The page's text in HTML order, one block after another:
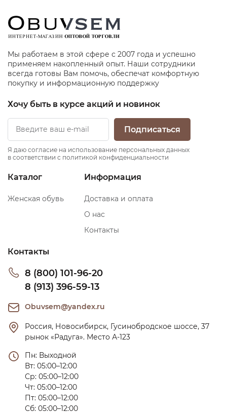
Мы работаем в этой сфере с 2007 года и успешно
применяем накопленный опыт. Наши сотрудники
всегда готовы Вам помочь, обеспечат комфортную
покупку и информационную поддержку
Хочу быть в курсе акций и новинок
Подписаться
Я даю согласие на использование персональных данных
в соответствии с политикой конфиденциальности
Каталог
Женская обувь
Информация
Доставка и оплата
О нас
Контакты
Контакты
8 (800) 101-96-20
8 (913) 396-59-13
Obuvsem@yandex.ru
Россия, Новосибирск, Гусинобродское шоссе, 37
рынок «Радуга». Место А-123
Пн: Выходной
Вт: 05:00–12:00
Ср: 05:00–12:00
Чт: 05:00–12:00
Пт: 05:00–12:00
Сб: 05:00–12:00